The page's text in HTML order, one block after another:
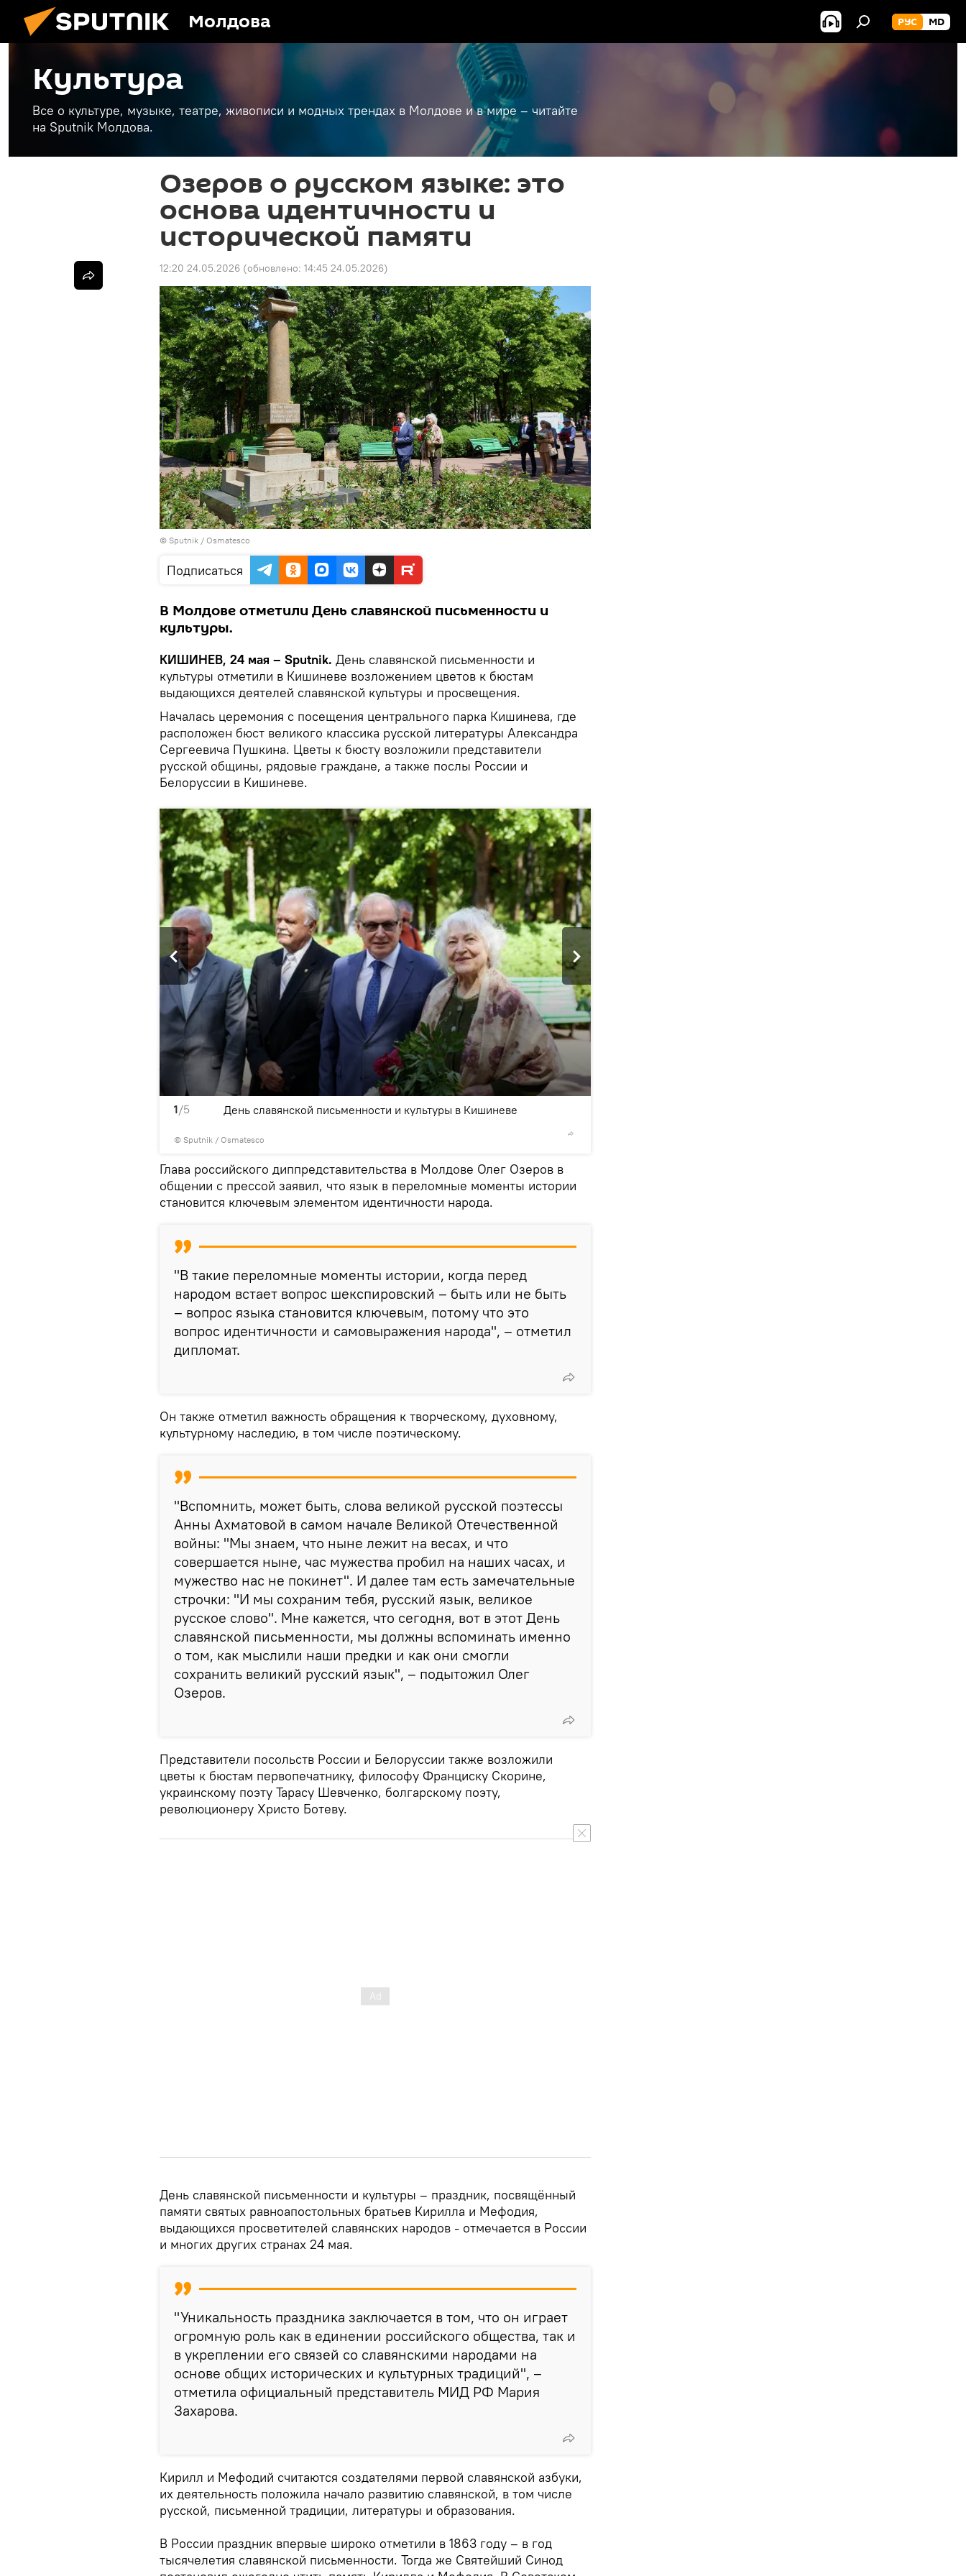
Молдова РУС MD
Культура
Все о культуре, музыке, театре, живописи и модных трендах в Молдове и в мире – читайте
на Sputnik Молдова.
Озеров о русском языке: это
основа идентичности и
исторической памяти
12:20 24.05.2026 (обновлено: 14:45 24.05.2026)
© Sputnik / Osmatesco
Подписаться
В Молдове отметили День славянской письменности и
культуры.
КИШИНЕВ, 24 мая – Sputnik. День славянской письменности и
культуры отметили в Кишиневе возложением цветов к бюстам
выдающихся деятелей славянской культуры и просвещения.
Началась церемония с посещения центрального парка Кишинева, где
расположен бюст великого классика русской литературы Александра
Сергеевича Пушкина. Цветы к бюсту возложили представители
русской общины, рядовые граждане, а также послы России и
Белоруссии в Кишиневе.
1/5
© Sputnik / Osmatesco
День славянской письменности и культуры в Кишиневе
Глава российского диппредставительства в Молдове Олег Озеров в
общении с прессой заявил, что язык в переломные моменты истории
становится ключевым элементом идентичности народа.
"В такие переломные моменты истории, когда перед
народом встает вопрос шекспировский – быть или не быть
– вопрос языка становится ключевым, потому что это
вопрос идентичности и самовыражения народа", – отметил
дипломат.
Он также отметил важность обращения к творческому, духовному,
культурному наследию, в том числе поэтическому.
"Вспомнить, может быть, слова великой русской поэтессы
Анны Ахматовой в самом начале Великой Отечественной
войны: "Мы знаем, что ныне лежит на весах, и что
совершается ныне, час мужества пробил на наших часах, и
мужество нас не покинет". И далее там есть замечательные
строчки: "И мы сохраним тебя, русский язык, великое
русское слово". Мне кажется, что сегодня, вот в этот День
славянской письменности, мы должны вспоминать именно
о том, как мыслили наши предки и как они смогли
сохранить великий русский язык", – подытожил Олег
Озеров.
Представители посольств России и Белоруссии также возложили
цветы к бюстам первопечатнику, философу Франциску Скорине,
украинскому поэту Тарасу Шевченко, болгарскому поэту,
революционеру Христо Ботеву.
День славянской письменности и культуры – праздник, посвящённый
памяти святых равноапостольных братьев Кирилла и Мефодия,
выдающихся просветителей славянских народов - отмечается в России
и многих других странах 24 мая.
"Уникальность праздника заключается в том, что он играет
огромную роль как в единении российского общества, так и
в укреплении его связей со славянскими народами на
основе общих исторических и культурных традиций", –
отметила официальный представитель МИД РФ Мария
Захарова.
Кирилл и Мефодий считаются создателями первой славянской азбуки,
их деятельность положила начало развитию славянской, в том числе
русской, письменной традиции, литературы и образования.
В России праздник впервые широко отметили в 1863 году – в год
тысячелетия славянской письменности. Тогда же Святейший Синод